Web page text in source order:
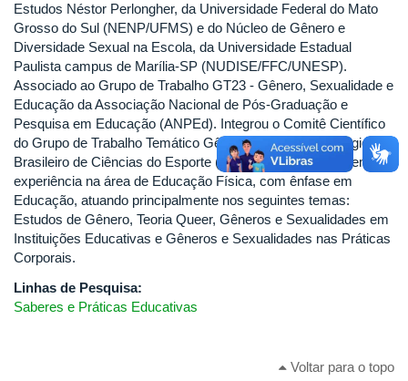
Estudos Néstor Perlongher, da Universidade Federal do Mato
Grosso do Sul (NENP/UFMS) e do Núcleo de Gênero e
Diversidade Sexual na Escola, da Universidade Estadual
Paulista campus de Marília-SP (NUDISE/FFC/UNESP).
Associado ao Grupo de Trabalho GT23 - Gênero, Sexualidade e
Educação da Associação Nacional de Pós-Graduação e
Pesquisa em Educação (ANPEd). Integrou o Comitê Científico
do Grupo de Trabalho Temático Gênero (GTT07) do Colégio
Brasileiro de Ciências do Esporte (CBCE) (2018-2021). Tem
experiência na área de Educação Física, com ênfase em
Educação, atuando principalmente nos seguintes temas:
Estudos de Gênero, Teoria Queer, Gêneros e Sexualidades em
Instituições Educativas e Gêneros e Sexualidades nas Práticas
Corporais.
Linhas de Pesquisa:
Saberes e Práticas Educativas
Voltar para o topo